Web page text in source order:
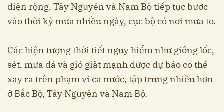
diện rộng. Tây Nguyên và Nam Bộ tiếp tục bước
vào thời kỳ mưa nhiều ngày, cục bộ có nơi mưa to.
Các hiện tượng thời tiết nguy hiểm như giông lốc,
sét, mưa đá và gió giật mạnh được dự báo có thể
xảy ra trên phạm vi cả nước, tập trung nhiều hơn
ở Bắc Bộ, Tây Nguyên và Nam Bộ.